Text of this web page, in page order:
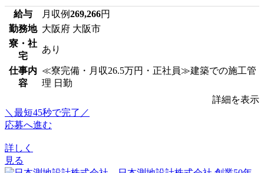
給与 月収例269,266円
勤務地 大阪府 大阪市
寮・社
宅
あり
仕事内
容
≪寮完備・月収26.5万円・正社員≫建築での施工管
理 日勤
詳細を表示
＼最短45秒で完了／
応募へ進む
詳しく
見る